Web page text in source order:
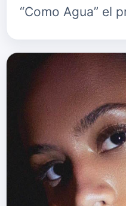
“Como Agua” el
para estrenarse